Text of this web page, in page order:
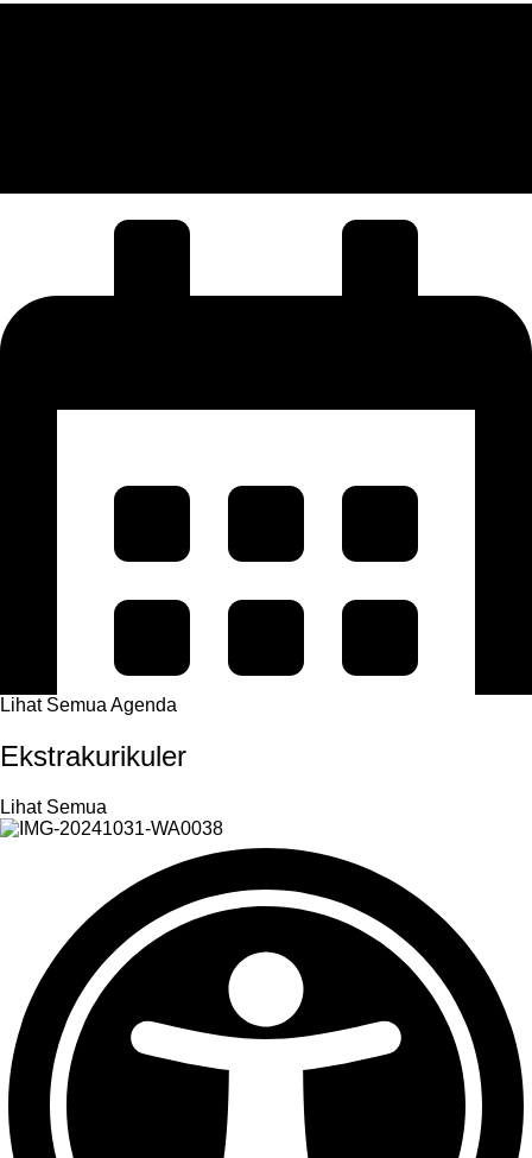
Lihat Semua Agenda
Ekstrakurikuler
Lihat Semua